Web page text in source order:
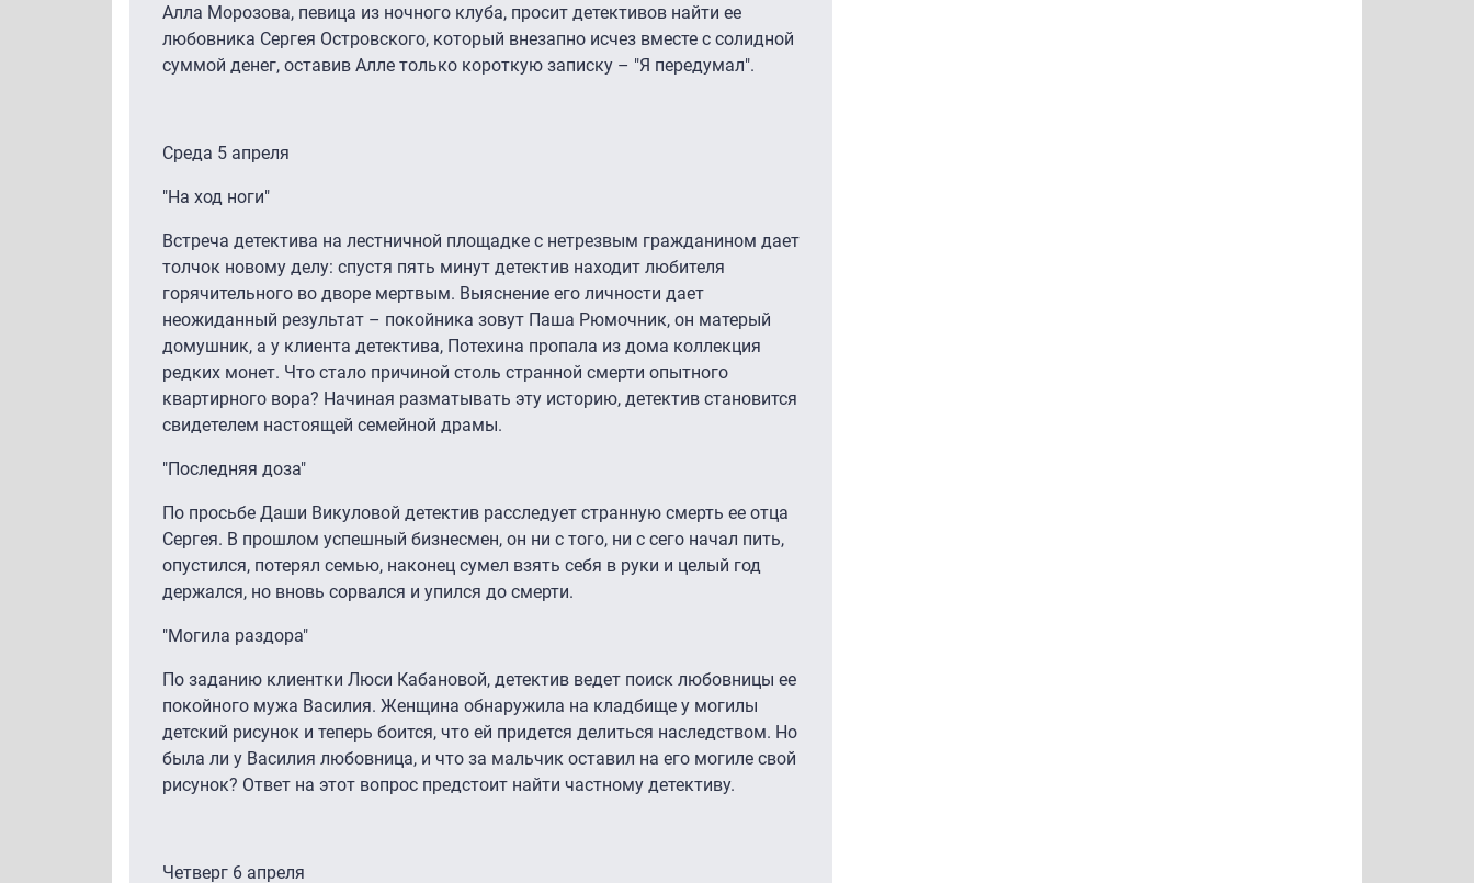
Алла Морозова, певица из ночного клуба, просит детективов найти ее
любовника Сергея Островского, который внезапно исчез вместе с солидной
суммой денег, оставив Алле только короткую записку – "Я передумал".
Среда 5 апреля
"На ход ноги"
Встреча детектива на лестничной площадке с нетрезвым гражданином дает
толчок новому делу: спустя пять минут детектив находит любителя
горячительного во дворе мертвым. Выяснение его личности дает
неожиданный результат – покойника зовут Паша Рюмочник, он матерый
домушник, а у клиента детектива, Потехина пропала из дома коллекция
редких монет. Что стало причиной столь странной смерти опытного
квартирного вора? Начиная разматывать эту историю, детектив становится
свидетелем настоящей семейной драмы.
"Последняя доза"
По просьбе Даши Викуловой детектив расследует странную смерть ее отца
Сергея. В прошлом успешный бизнесмен, он ни с того, ни с сего начал пить,
опустился, потерял семью, наконец сумел взять себя в руки и целый год
держался, но вновь сорвался и упился до смерти.
"Могила раздора"
По заданию клиентки Люси Кабановой, детектив ведет поиск любовницы ее
покойного мужа Василия. Женщина обнаружила на кладбище у могилы
детский рисунок и теперь боится, что ей придется делиться наследством. Но
была ли у Василия любовница, и что за мальчик оставил на его могиле свой
рисунок? Ответ на этот вопрос предстоит найти частному детективу.
Четверг 6 апреля